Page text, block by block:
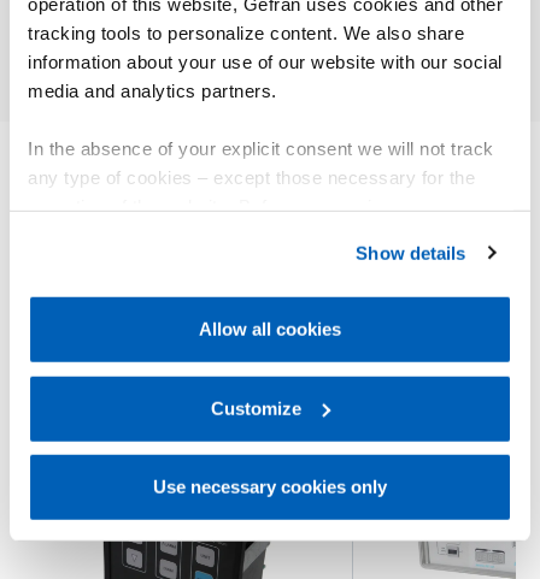
tracking tools to personalize content. We also share
information about your use of our website with our social
media and analytics partners.
In the absence of your explicit consent we will not track
any type of cookies – except those necessary for the
Gefran - Cookie
policy.
regarding processing of personal data, at the following
Gefran - Privacy Policy.
Show details
Allow all cookies
Customize
Use necessary cookies only
Ti potrebbe interessare